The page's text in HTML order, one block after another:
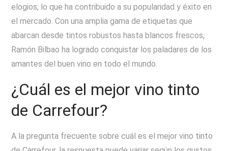
elogios, lo que ha contribuido a su popularidad y éxito en
el mercado. Con una amplia gama de etiquetas que
abarcan desde tintos robustos hasta blancos frescos,
Ramón Bilbao ha logrado conquistar los paladares de los
amantes del buen vino en todo el mundo.
¿Cuál es el mejor vino tinto
de Carrefour?
A la pregunta frecuente sobre cuál es el mejor vino tinto